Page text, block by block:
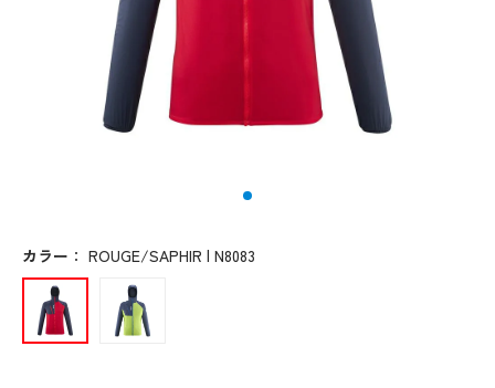
カラー ： ROUGE/SAPHIR | N8083